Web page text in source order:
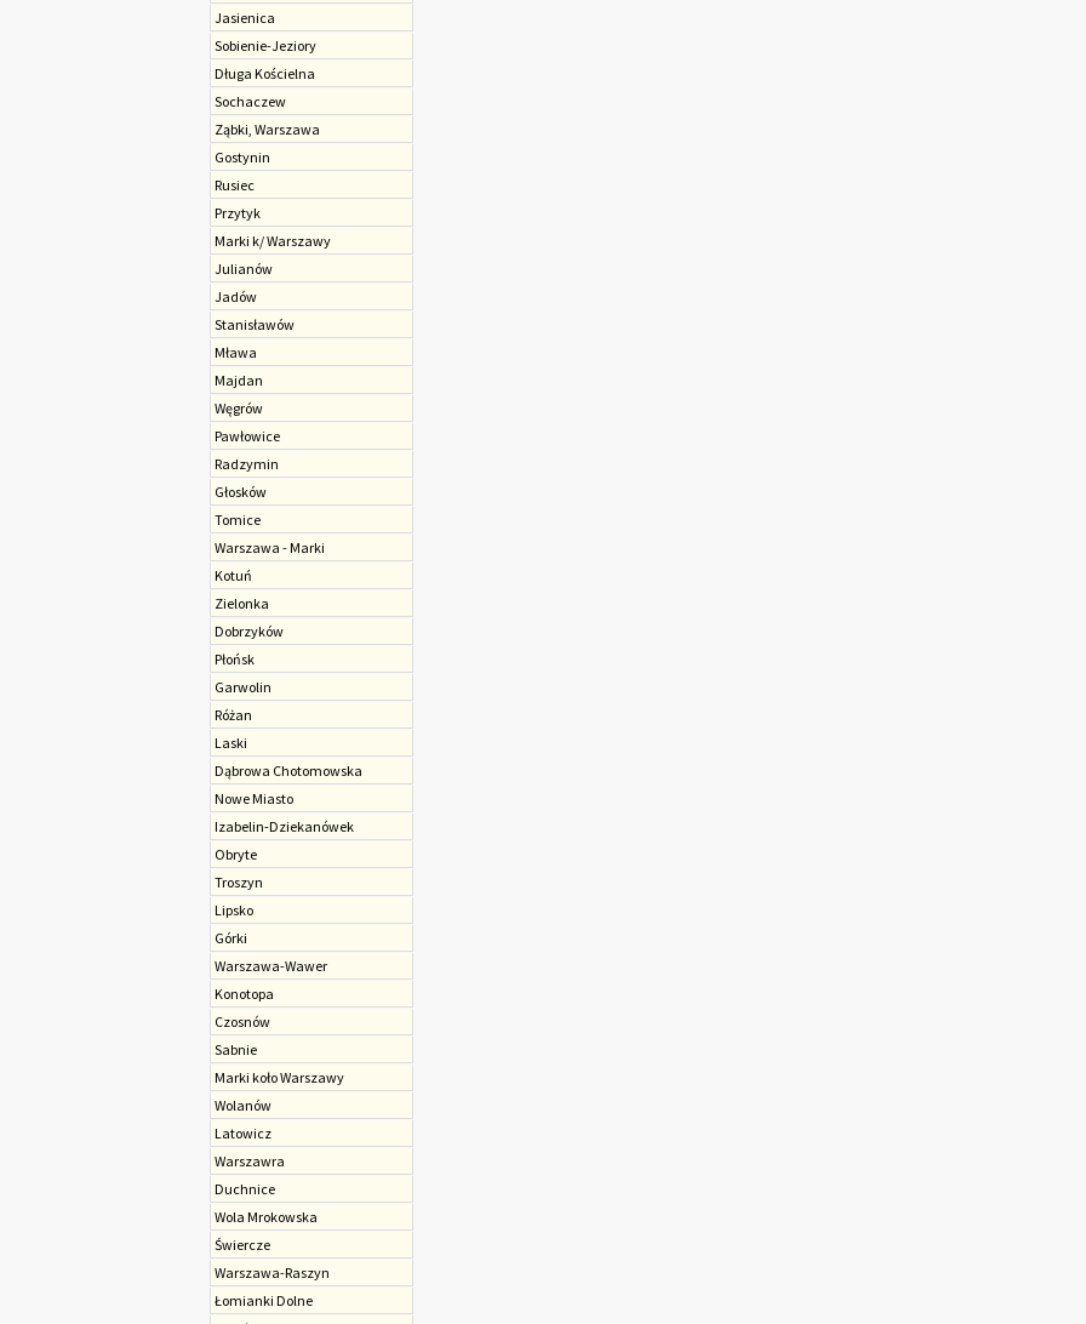
Jasienica
Sobienie-Jeziory
Długa Kościelna
Sochaczew
Ząbki, Warszawa
Gostynin
Rusiec
Przytyk
Marki k/ Warszawy
Julianów
Jadów
Stanisławów
Mława
Majdan
Węgrów
Pawłowice
Radzymin
Głosków
Tomice
Warszawa - Marki
Kotuń
Zielonka
Dobrzyków
Płońsk
Garwolin
Różan
Laski
Dąbrowa Chotomowska
Nowe Miasto
Izabelin-Dziekanówek
Obryte
Troszyn
Lipsko
Górki
Warszawa-Wawer
Konotopa
Czosnów
Sabnie
Marki koło Warszawy
Wolanów
Latowicz
Warszawra
Duchnice
Wola Mrokowska
Świercze
Warszawa-Raszyn
Łomianki Dolne